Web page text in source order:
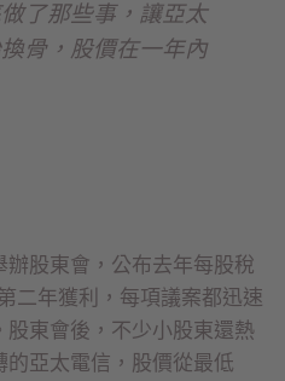
了那些事，讓亞太
骨，股價在一年內
股東會，公布去年每股稅
二年獲利，每項議案都迅速
東會後，不少小股東還熱
亞太電信，股價從最低